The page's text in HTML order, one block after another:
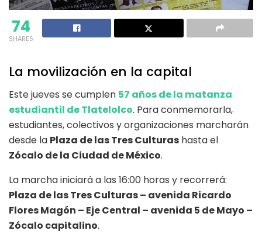
74
SHARES
La movilización en la capital
Este jueves se cumplen 57 años de la matanza
estudiantil de Tlatelolco. Para conmemorarla,
estudiantes, colectivos y organizaciones marcharán
desde la Plaza de las Tres Culturas hasta el
Zócalo de la Ciudad de México.
La marcha iniciará a las 16:00 horas y recorrerá:
Plaza de las Tres Culturas – avenida Ricardo
Flores Magón – Eje Central – avenida 5 de Mayo –
Zócalo capitalino.